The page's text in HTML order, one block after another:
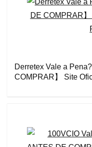
Derretex Vale a
COMPRAR】 Site